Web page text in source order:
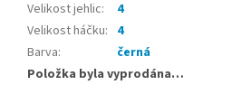
Velikost jehlic:
4
Velikost háčku: 4
Barva:
černá
Položka byla vyprodána…